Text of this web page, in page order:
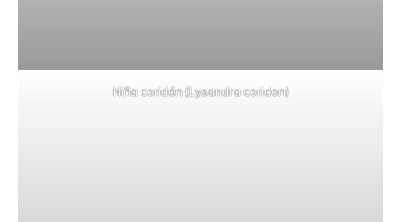
Niña coridón (Lysandra coridon)